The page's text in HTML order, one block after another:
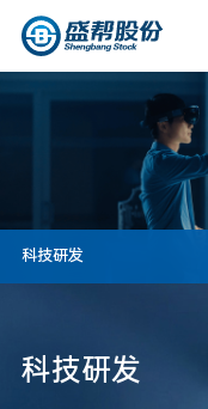
科技研发
科技研发